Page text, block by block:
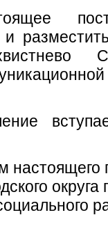
и
настоящего